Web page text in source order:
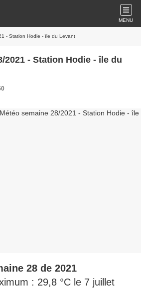
MENU
- Station Hodie - île du Levant
- île du
28 de 2021
: 29,8 °C le 7 juillet